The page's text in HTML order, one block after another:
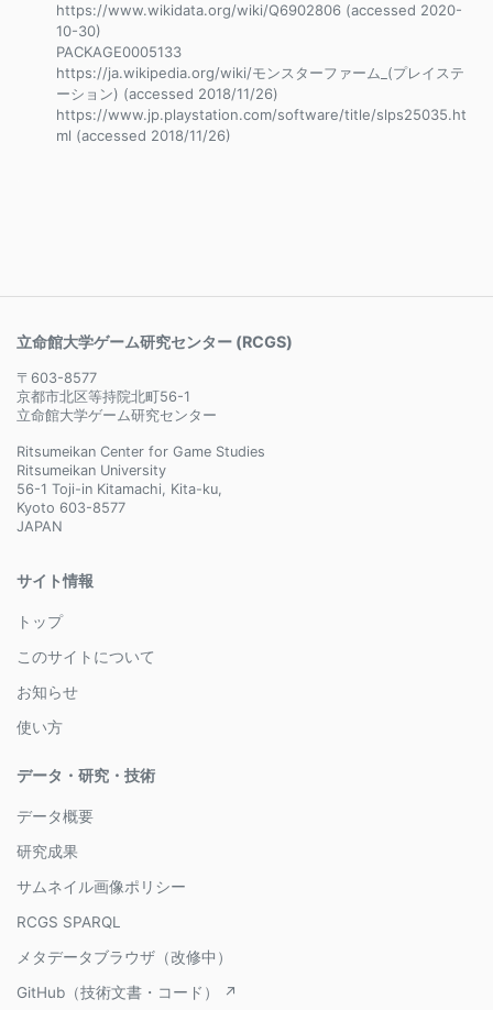
https://www.wikidata.org/wiki/Q6902806 (accessed 2020-
10-30)
PACKAGE0005133
https://ja.wikipedia.org/wiki/モンスターファーム_(プレイステ
ーション) (accessed 2018/11/26)
https://www.jp.playstation.com/software/title/slps25035.ht
ml (accessed 2018/11/26)
立命館大学ゲーム研究センター (RCGS)
〒603-8577
京都市北区等持院北町56-1
立命館大学ゲーム研究センター
Ritsumeikan Center for Game Studies
Ritsumeikan University
56-1 Toji-in Kitamachi, Kita-ku,
Kyoto 603-8577
JAPAN
サイト情報
トップ
このサイトについて
お知らせ
使い方
データ・研究・技術
データ概要
研究成果
サムネイル画像ポリシー
RCGS SPARQL
メタデータブラウザ（改修中）
GitHub（技術文書・コード） ↗